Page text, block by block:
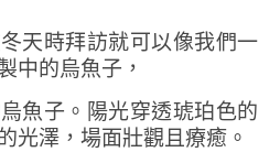
天時拜訪就可以像我們一
中的烏魚子，
魚子。陽光穿透琥珀色的
光澤，場面壯觀且療癒。